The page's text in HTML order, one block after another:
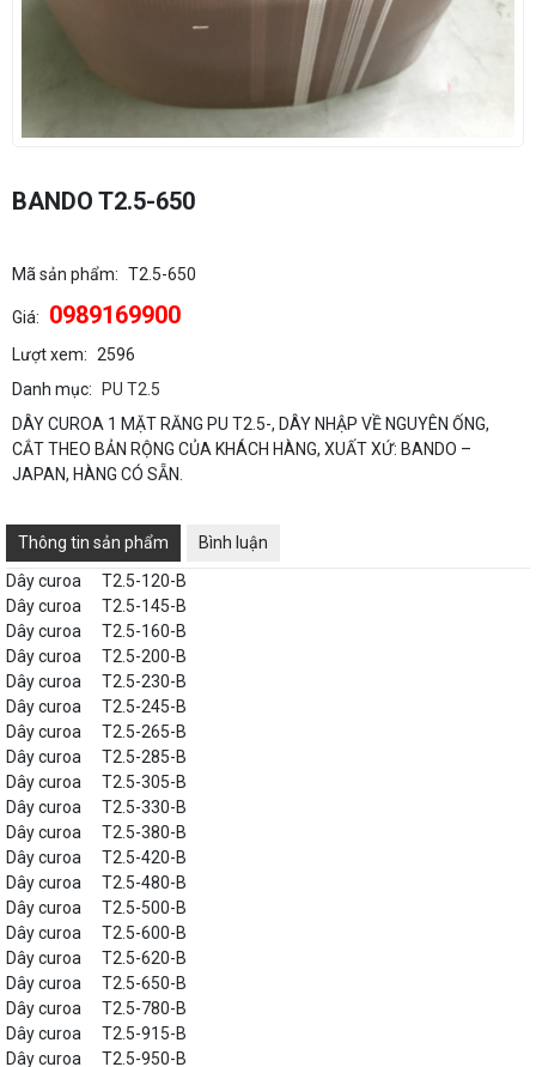
BANDO T2.5-650
Mã sản phẩm: T2.5-650
Giá: 0989169900
Lượt xem: 2596
Danh mục:
PU T2.5
DÂY CUROA 1 MẶT RĂNG PU T2.5-, DÂY NHẬP VỀ NGUYÊN ỐNG,
CẮT THEO BẢN RỘNG CỦA KHÁCH HÀNG, XUẤT XỨ: BANDO –
JAPAN, HÀNG CÓ SẴN.
Thông tin sản phẩm
Bình luận
Dây curoa
T2.5-120-B
Dây curoa
T2.5-145-B
Dây curoa
T2.5-160-B
Dây curoa
T2.5-200-B
Dây curoa
T2.5-230-B
Dây curoa
T2.5-245-B
Dây curoa
T2.5-265-B
Dây curoa
T2.5-285-B
Dây curoa
T2.5-305-B
Dây curoa
T2.5-330-B
Dây curoa
T2.5-380-B
Dây curoa
T2.5-420-B
Dây curoa
T2.5-480-B
Dây curoa
T2.5-500-B
Dây curoa
T2.5-600-B
Dây curoa
T2.5-620-B
Dây curoa
T2.5-650-B
Dây curoa
T2.5-780-B
Dây curoa
T2.5-915-B
Dây curoa
T2.5-950-B